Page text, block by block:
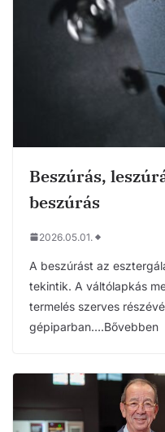
Beszúrás,
beszúrás
2026.05.01.
A beszúrást az
tekintik. A váltólapkás
termelés szerves
gépiparban….Bővebben